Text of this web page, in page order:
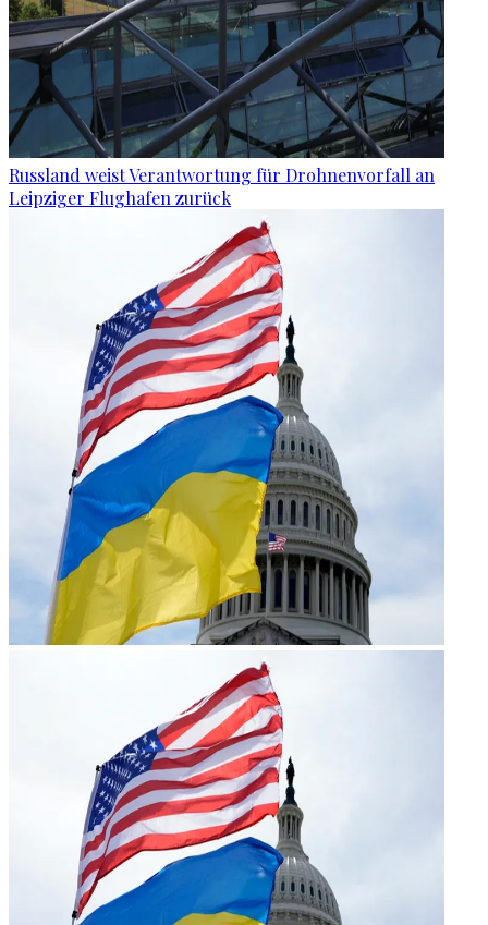
Russland weist Verantwortung für Drohnenvorfall an
Leipziger Flughafen zurück